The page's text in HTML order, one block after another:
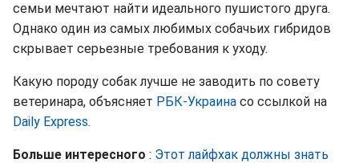
семьи мечтают найти идеального пушистого друга.
Однако один из самых любимых собачьих гибридов
скрывает серьезные требования к уходу.
Какую породу собак лучше не заводить по совету
ветеринара, объясняет РБК-Украина со ссылкой на
Daily Express.
Больше интересного : Этот лайфхак должны знать